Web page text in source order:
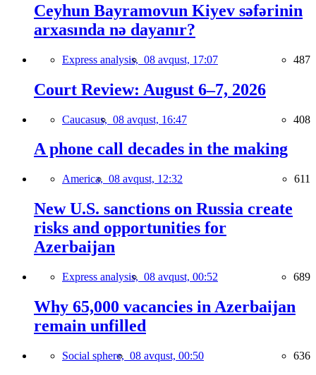
Ceyhun Bayramovun Kiyev səfərinin
arxasında nə dayanır?
Express analysis, 08 avqust, 17:07 487
Court Review: August 6–7, 2026
Caucasus, 08 avqust, 16:47 408
A phone call decades in the making
America, 08 avqust, 12:32 611
New U.S. sanctions on Russia create
risks and opportunities for
Azerbaijan
Express analysis, 08 avqust, 00:52 689
Why 65,000 vacancies in Azerbaijan
remain unfilled
Social sphere, 08 avqust, 00:50 636